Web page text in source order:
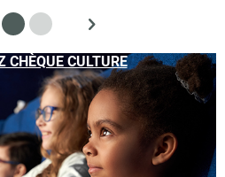
CHÈQUE CULTURE